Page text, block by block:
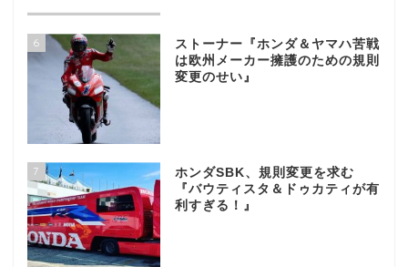
6
ストーナー『ホンダ＆ヤマハ苦戦
は欧州メーカー擁護のための規則
変更のせい』
7
ホンダSBK、規則変更を求む
『バウティスタ＆ドゥカティが有
利すぎる！』